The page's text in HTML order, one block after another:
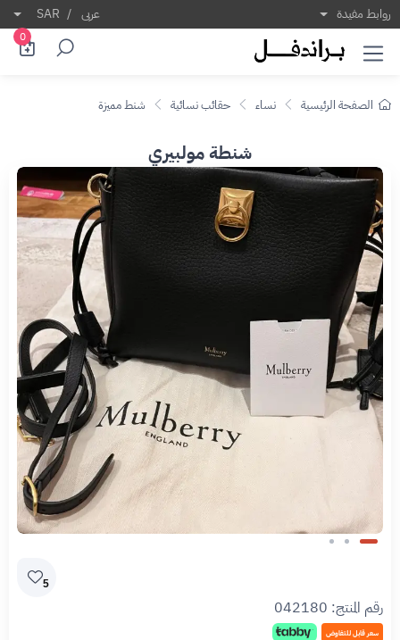
روابط مفيدة عربى /
SAR
0
الصفحة الرئيسية نساء حقائب نسائية شنط مميزة
شنطة مولبيري
Slide 1 of 3
5
رقم المنتج: 042180
سعر قابل للتفاوض